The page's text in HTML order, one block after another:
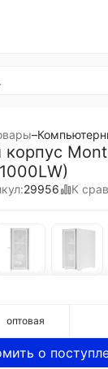
–
29956 К
оптовая
о